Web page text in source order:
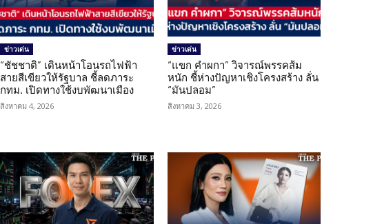
ข่าวเด่น
“ชัชชาติ” เดินหน้าโอนรถไฟฟ้า
สายสีเขียวให้รัฐบาล ชี้ลดภาระ
กทม. เปิดทางใช้งบพัฒนาเมือง
สิงหาคม 4, 2026
ข่าวเด่น
“แขก คำผกา” วิจารณ์พรรคส้ม
หนัก ชี้ห่างปัญหาเชิงโครงสร้าง ลั่น
“มันปลอม”
สิงหาคม 3, 2026